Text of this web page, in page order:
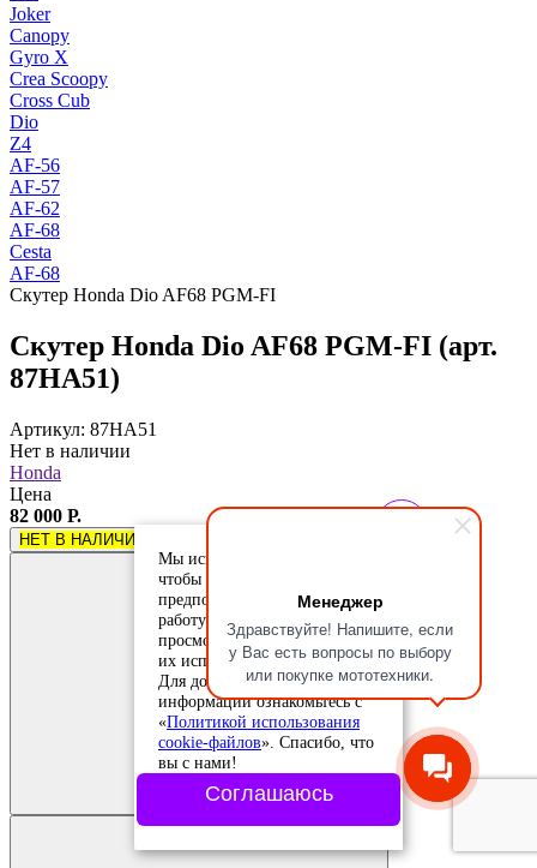
Менеджер
Здравствуйте! Напишите, если
у Вас есть вопросы по выбору
или покупке мототехники.
Joker
Canopy
Gyro X
Crea Scoopy
Cross Cub
Dio
Z4
AF-56
AF-57
AF-62
AF-68
Cesta
AF-68
Скутер Honda Dio AF68 PGM-FI
Скутер Honda Dio AF68 PGM-FI (арт.
87HA51)
Артикул: 87HA51
Нет в наличии
Honda
Цена
82 000 Р.
НЕТ В НАЛИЧИИ
Добавить в
сравнение
Добавлено в
сравнение
Мы используем cookie-файлы,
чтобы учесть ваши
предпочтения и улучшить
работу сайта. Продолжая
просмотр, вы соглашаетесь с
их использованием.
Для дополнительной
информации ознакомьтесь с
«Политикой использования
cookie-файлов». Спасибо, что
вы с нами!
Соглашаюсь